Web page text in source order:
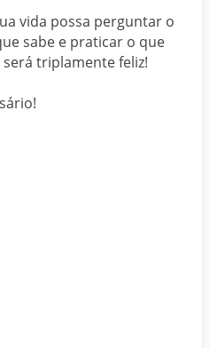
vida possa perguntar o
sabe e praticar o que
triplamente feliz!